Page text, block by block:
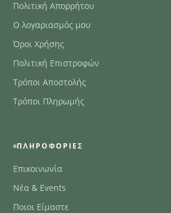
Πολιτική Απορρήτου
Ο λογαριασμός μου
Όροι Χρήσης
Πολιτική Επιστροφών
Τρόποι Αποστολής
Τρόποι Πληρωμής
ΠΛΗΡΟΦΟΡΊΕΣ
Επικοινωνία
Νέα & Events
Ποιοι Είμαστε